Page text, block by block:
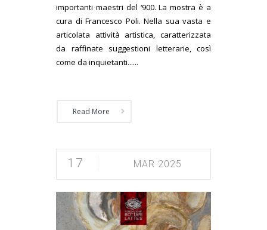
importanti maestri del ‘900. La mostra è a
cura di Francesco Poli. Nella sua vasta e
articolata attività artistica, caratterizzata
da raffinate suggestioni letterarie, così
come da inquietanti......
Read More
17 MAR 2025